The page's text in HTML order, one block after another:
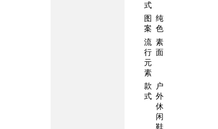
式
图
案
纯
色
流
行
元
素
素
面
款
式
户
外
休
闲
鞋